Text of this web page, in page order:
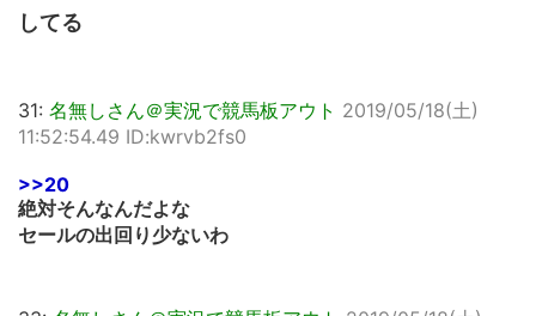
してる
31: 名無しさん＠実況で競馬板アウト 2019/05/18(土)
11:52:54.49 ID:kwrvb2fs0
>>20
絶対そんなんだよな
セールの出回り少ないわ